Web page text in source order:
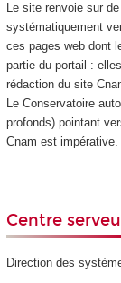
Le site renvoie sur
systématiquement
ces pages web dont
partie du portail :
rédaction du site
Le Conservatoire
profonds) pointant
Cnam est impérative.
Centre
Direction des